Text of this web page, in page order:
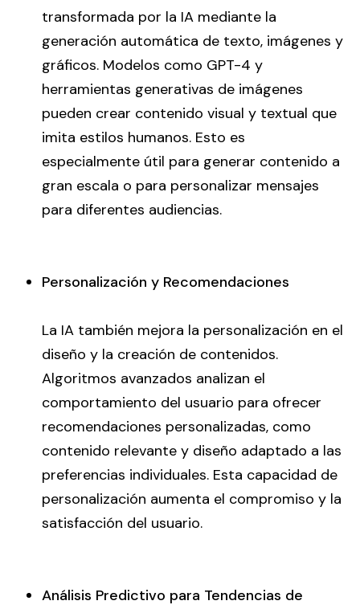
transformada por la IA mediante la
generación automática de texto, imágenes y
gráficos. Modelos como GPT-4 y
herramientas generativas de imágenes
pueden crear contenido visual y textual que
imita estilos humanos. Esto es
especialmente útil para generar contenido a
gran escala o para personalizar mensajes
para diferentes audiencias.
Personalización y Recomendaciones
La IA también mejora la personalización en el
diseño y la creación de contenidos.
Algoritmos avanzados analizan el
comportamiento del usuario para ofrecer
recomendaciones personalizadas, como
contenido relevante y diseño adaptado a las
preferencias individuales. Esta capacidad de
personalización aumenta el compromiso y la
satisfacción del usuario.
Análisis Predictivo para Tendencias de